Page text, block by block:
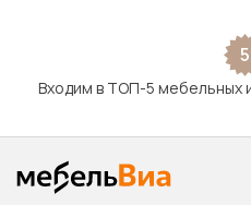
5
Входим в ТОП-5 мебельных